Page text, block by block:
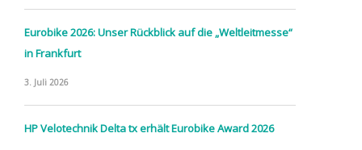
Eurobike 2026: Unser Rückblick auf die „Weltleitmesse“
in Frankfurt
3. Juli 2026
HP Velotechnik Delta tx erhält Eurobike Award 2026